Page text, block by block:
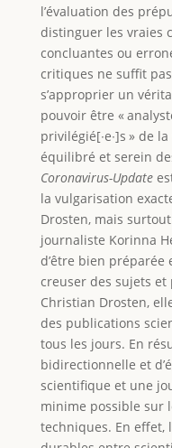
l’évaluation des
distinguer les vraies
concluantes ou
critiques ne suffit
s’approprier un
pouvoir être «
privilégié[∙e∙]s » de
équilibré et serein
Coronavirus-Update
la vulgarisation
Drosten, mais
journaliste Korinna
d’être bien
creuser des sujets et
Christian Drosten,
des publications
tous les jours. En
bidirectionnelle et
scientifique et une
minime possible sur
techniques. En effet,